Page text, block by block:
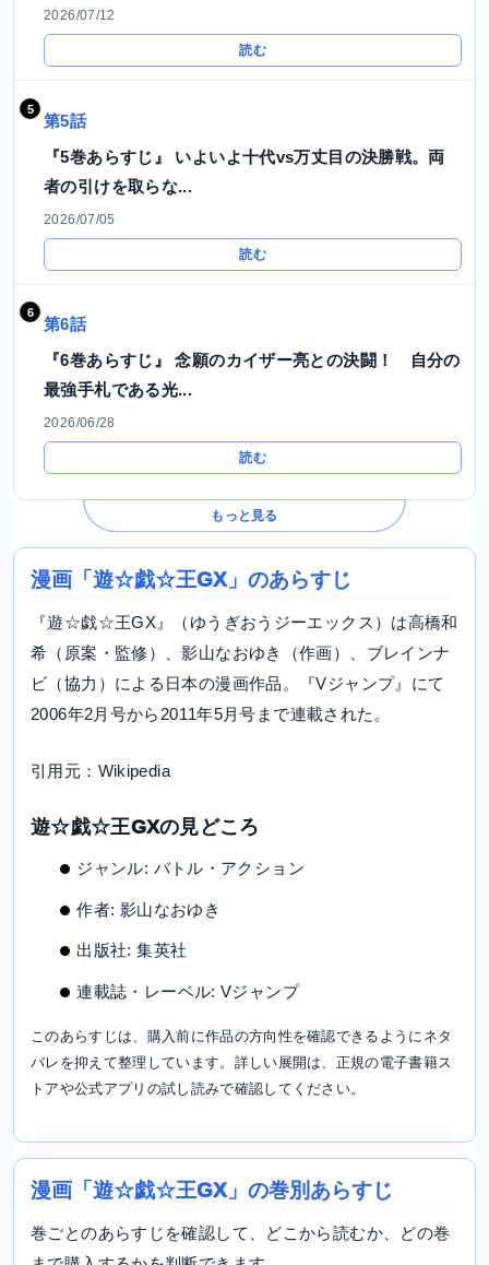
2026/07/12
読む
第5話
『5巻あらすじ』 いよいよ十代vs万丈目の決勝戦。両
者の引けを取らな...
2026/07/05
読む
第6話
『6巻あらすじ』 念願のカイザー亮との決闘！ 自分の
最強手札である光...
2026/06/28
読む
もっと見る
漫画「遊☆戯☆王GX」のあらすじ
『遊☆戯☆王GX』（ゆうぎおうジーエックス）は高橋和
希（原案・監修）、影山なおゆき（作画）、ブレインナ
ビ（協力）による日本の漫画作品。『Vジャンプ』にて
2006年2月号から2011年5月号まで連載された。
引用元：Wikipedia
遊☆戯☆王GXの見どころ
ジャンル: バトル・アクション
作者: 影山なおゆき
出版社: 集英社
連載誌・レーベル: Vジャンプ
このあらすじは、購入前に作品の方向性を確認できるようにネタ
バレを抑えて整理しています。詳しい展開は、正規の電子書籍ス
トアや公式アプリの試し読みで確認してください。
漫画「遊☆戯☆王GX」の巻別あらすじ
巻ごとのあらすじを確認して、どこから読むか、どの巻